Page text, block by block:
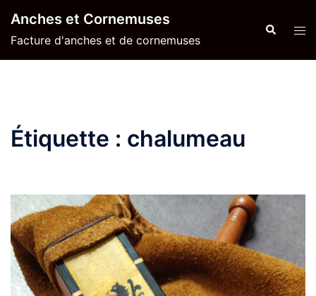
au
contenu
Anches et Cornemuses
Facture d'anches et de cornemuses
Étiquette : chalumeau